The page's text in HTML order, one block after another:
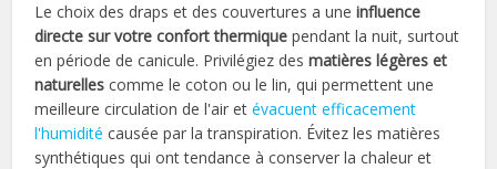
Le choix des draps et des couvertures a uneinfluence
directe sur votre confort thermique pendant la nuit, surtout
en période de canicule. Privilégiez desmatières légères et
naturelles comme le coton ou le lin, qui permettent une
meilleure circulation de l'air et évacuent efficacement
l'humidité causée par la transpiration. Évitez les matières
synthétiques qui ont tendance à conserver la chaleur et